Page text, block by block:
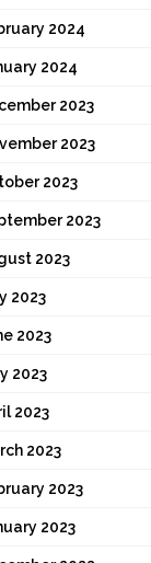
2024
2024
2023
2023
2023
2023
2023
2023
2023
2023
2023
2023
2023
2023